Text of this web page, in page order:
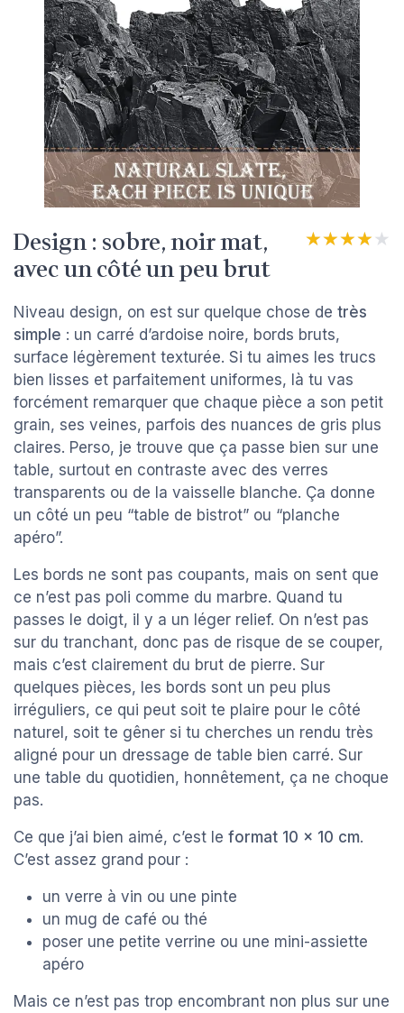
Design : sobre, noir mat,
avec un côté un peu brut
★★★★★
★★★★★
Niveau design, on est sur quelque chose de très
simple : un carré d’ardoise noire, bords bruts,
surface légèrement texturée. Si tu aimes les trucs
bien lisses et parfaitement uniformes, là tu vas
forcément remarquer que chaque pièce a son petit
grain, ses veines, parfois des nuances de gris plus
claires. Perso, je trouve que ça passe bien sur une
table, surtout en contraste avec des verres
transparents ou de la vaisselle blanche. Ça donne
un côté un peu “table de bistrot” ou “planche
apéro”.
Les bords ne sont pas coupants, mais on sent que
ce n’est pas poli comme du marbre. Quand tu
passes le doigt, il y a un léger relief. On n’est pas
sur du tranchant, donc pas de risque de se couper,
mais c’est clairement du brut de pierre. Sur
quelques pièces, les bords sont un peu plus
irréguliers, ce qui peut soit te plaire pour le côté
naturel, soit te gêner si tu cherches un rendu très
aligné pour un dressage de table bien carré. Sur
une table du quotidien, honnêtement, ça ne choque
pas.
Ce que j’ai bien aimé, c’est le format 10 x 10 cm.
C’est assez grand pour :
un verre à vin ou une pinte
un mug de café ou thé
poser une petite verrine ou une mini-assiette
apéro
Mais ce n’est pas trop encombrant non plus sur une